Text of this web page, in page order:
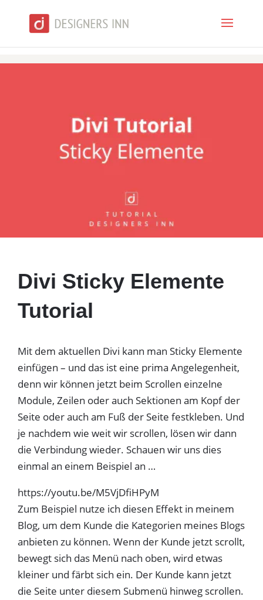
Divi Sticky Elemente
Tutorial
Mit dem aktuellen Divi kann man Sticky Elemente
einfügen – und das ist eine prima Angelegenheit,
denn wir können jetzt beim Scrollen einzelne
Module, Zeilen oder auch Sektionen am Kopf der
Seite oder auch am Fuß der Seite festkleben. Und
je nachdem wie weit wir scrollen, lösen wir dann
die Verbindung wieder. Schauen wir uns dies
einmal an einem Beispiel an …
https://youtu.be/M5VjDfiHPyM
Zum Beispiel nutze ich diesen Effekt in meinem
Blog, um dem Kunde die Kategorien meines Blogs
anbieten zu können. Wenn der Kunde jetzt scrollt,
bewegt sich das Menü nach oben, wird etwas
kleiner und färbt sich ein. Der Kunde kann jetzt
die Seite unter diesem Submenü hinweg scrollen.